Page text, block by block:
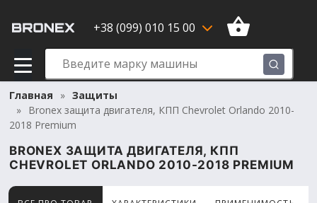
+38 (099) 010 15 00
Главная
Защиты
Bronex защита двигателя, КПП Chevrolet Orlando 2010-
2018 Premium
BRONEX ЗАЩИТА ДВИГАТЕЛЯ, КПП
CHEVROLET ORLANDO 2010-2018 PREMIUM